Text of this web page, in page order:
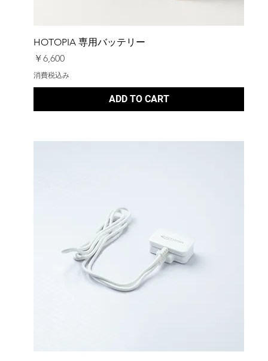
HOTOPIA 専用バッテリー
価格
￥6,600
消費税込み
ADD TO CART